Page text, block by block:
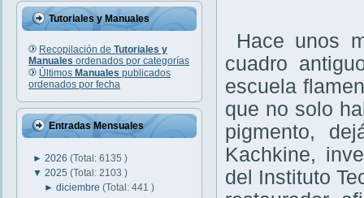
Tutoriales y Manuales
Recopilación de Tutoriales y
Manuales ordenados por categorías
Últimos Manuales publicados
ordenados por fecha
Entradas Mensuales
► 2026 (Total: 6135 )
▼ 2025 (Total: 2103 )
►diciembre(Total: 441 )
Hace unos
cuadro
escuela
que no solo
pigmento,
Kachkine,
del Instituto